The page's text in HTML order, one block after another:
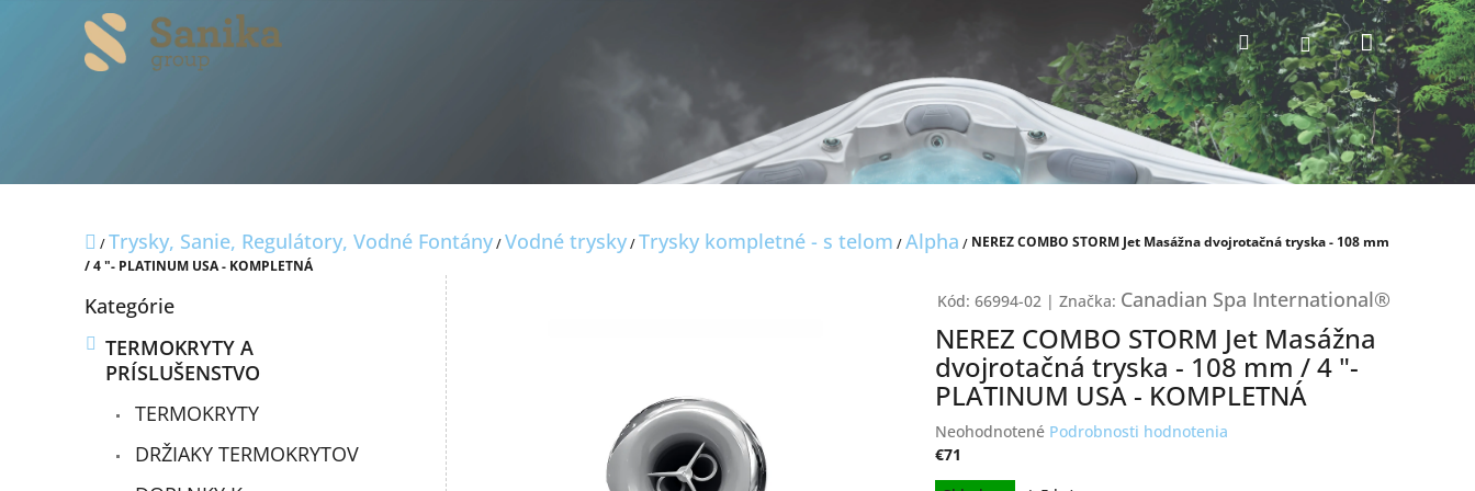
HľadaťPrihlásenieNákupný
košík
Domov
/Trysky, Sanie, Regulátory, Vodné Fontány/Vodné trysky/Trysky kompletné - s telom /Alpha / NEREZ COMBO STORM Jet Masážna dvojrotačná tryska - 108 mm
/ 4 "- PLATINUM USA - KOMPLETNÁ
oPreskočiť
Kategórie
TERMOKRYTY A
PRÍSLUŠENSTVO
TERMOKRYTY
DRŽIAKY TERMOKRYTOV
Kód: 66994-02 | Značka: Canadian Spa International®
NEREZ COMBO STORM Jet Masážna
dvojrotačná tryska - 108 mm / 4 "-
PLATINUM USA - KOMPLETNÁ
Priemerné
hodnotenie
Neohodnotené Podrobnosti hodnotenia
€71
Jednotková